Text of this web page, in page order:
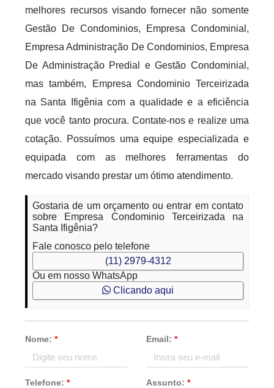
melhores recursos visando fornecer não somente
Gestão De Condominios, Empresa Condominial,
Empresa Administração De Condominios, Empresa
De Administração Predial e Gestão Condominial,
mas também, Empresa Condominio Terceirizada
na Santa Ifigênia com a qualidade e a eficiência
que você tanto procura. Contate-nos e realize uma
cotação. Possuímos uma equipe especializada e
equipada com as melhores ferramentas do
mercado visando prestar um ótimo atendimento.
Gostaria de um orçamento ou entrar em contato
sobre Empresa Condominio Terceirizada na
Santa Ifigênia?
Fale conosco pelo telefone
(11) 2979-4312
Ou em nosso WhatsApp
Clicando aqui
Nome:* Email: *
Telefone:* Assunto: *